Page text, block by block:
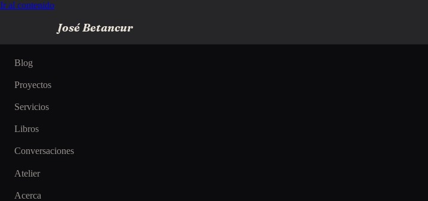
Ir al contenido
José Betancur
Blog
Proyectos
Servicios
Libros
Conversaciones
Atelier
Acerca